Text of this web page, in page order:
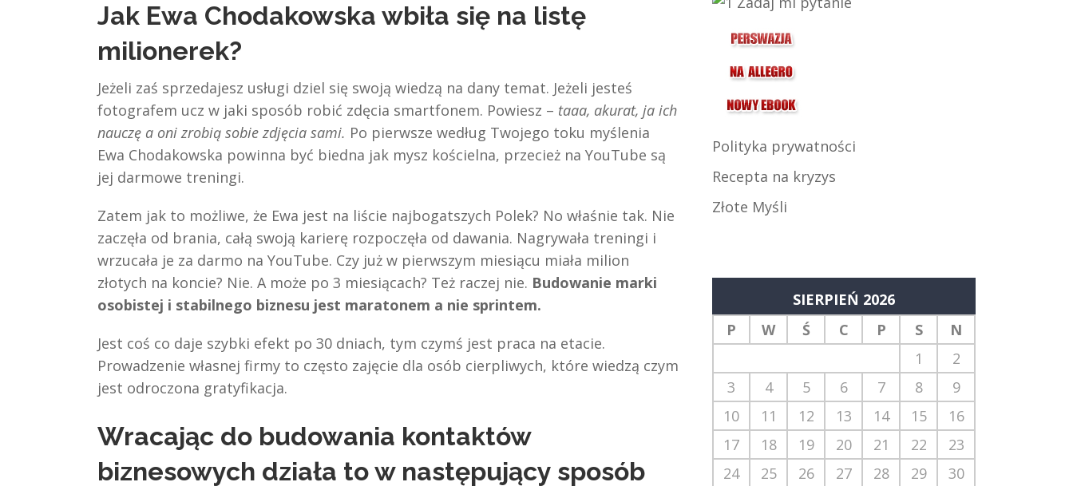
Jak Ewa Chodakowska wbiła się na listę
milionerek?
Jeżeli zaś sprzedajesz usługi dziel się swoją wiedzą na dany temat. Jeżeli jesteś
fotografem ucz w jaki sposób robić zdęcia smartfonem. Powiesz – taaa, akurat, ja ich
nauczę a oni zrobią sobie zdjęcia sami. Po pierwsze według Twojego toku myślenia
Ewa Chodakowska powinna być biedna jak mysz kościelna, przecież na YouTube są
jej darmowe treningi.
Zatem jak to możliwe, że Ewa jest na liście najbogatszych Polek? No właśnie tak. Nie
zaczęła od brania, całą swoją karierę rozpoczęła od dawania. Nagrywała treningi i
wrzucała je za darmo na YouTube. Czy już w pierwszym miesiącu miała milion
złotych na koncie? Nie. A może po 3 miesiącach? Też raczej nie. Budowanie marki
osobistej i stabilnego biznesu jest maratonem a nie sprintem.
Jest coś co daje szybki efekt po 30 dniach, tym czymś jest praca na etacie.
Prowadzenie własnej firmy to często zajęcie dla osób cierpliwych, które wiedzą czym
jest odroczona gratyfikacja.
Wracając do budowania kontaktów
biznesowych działa to w następujący sposób
Polityka prywatności
Recepta na kryzys
Złote Myśli
SIERPIEŃ 2026
P
W Ś C P S N
1
2
3
4 5 6 7 8
9
10
11 12 13 14 15
16
17
18 19 20 21 22
23
24
25 26 27 28 29
30